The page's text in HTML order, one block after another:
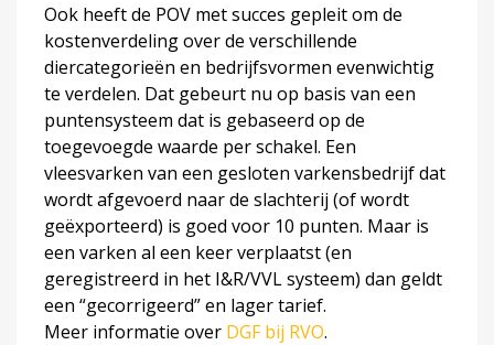
Ook heeft de POV met succes gepleit om de
kostenverdeling over de verschillende
diercategorieën en bedrijfsvormen evenwichtig
te verdelen. Dat gebeurt nu op basis van een
puntensysteem dat is gebaseerd op de
toegevoegde waarde per schakel. Een
vleesvarken van een gesloten varkensbedrijf dat
wordt afgevoerd naar de slachterij (of wordt
geëxporteerd) is goed voor 10 punten. Maar is
een varken al een keer verplaatst (en
geregistreerd in het I&R/VVL systeem) dan geldt
een “gecorrigeerd” en lager tarief.
Meer informatie over DGF bij RVO.